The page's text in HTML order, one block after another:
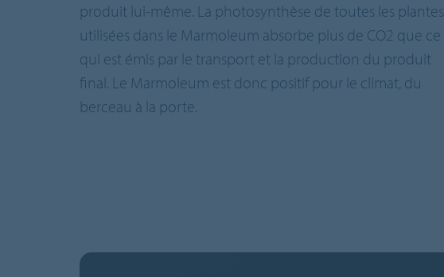
produit lui-même. La photosynthèse de toutes les plantes
utilisées dans le Marmoleum absorbe plus de CO2 que ce
qui est émis par le transport et la production du produit
final. Le Marmoleum est donc positif pour le climat, du
berceau à la porte.